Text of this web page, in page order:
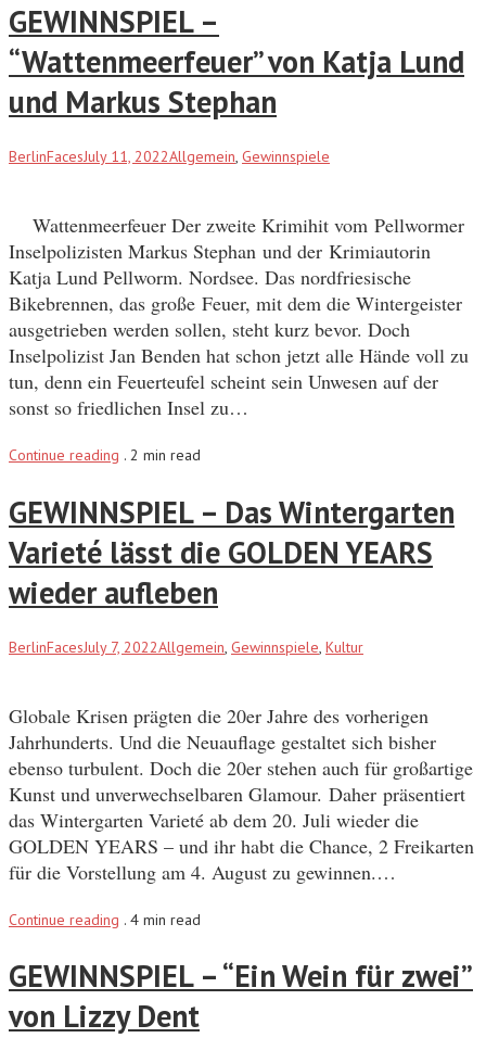
GEWINNSPIEL –
“Wattenmeerfeuer” von Katja Lund
und Markus Stephan
BerlinFacesJuly 11, 2022Allgemein, Gewinnspiele
Wattenmeerfeuer Der zweite Krimihit vom Pellwormer
Inselpolizisten Markus Stephan und der Krimiautorin
Katja Lund Pellworm. Nordsee. Das nordfriesische
Bikebrennen, das große Feuer, mit dem die Wintergeister
ausgetrieben werden sollen, steht kurz bevor. Doch
Inselpolizist Jan Benden hat schon jetzt alle Hände voll zu
tun, denn ein Feuerteufel scheint sein Unwesen auf der
sonst so friedlichen Insel zu…
Continue reading . 2 min read
GEWINNSPIEL – Das Wintergarten
Varieté lässt die GOLDEN YEARS
wieder aufleben
BerlinFacesJuly 7, 2022Allgemein, Gewinnspiele, Kultur
Globale Krisen prägten die 20er Jahre des vorherigen
Jahrhunderts. Und die Neuauflage gestaltet sich bisher
ebenso turbulent. Doch die 20er stehen auch für großartige
Kunst und unverwechselbaren Glamour. Daher präsentiert
das Wintergarten Varieté ab dem 20. Juli wieder die
GOLDEN YEARS – und ihr habt die Chance, 2 Freikarten
für die Vorstellung am 4. August zu gewinnen.…
Continue reading . 4 min read
GEWINNSPIEL – “Ein Wein für zwei”
von Lizzy Dent